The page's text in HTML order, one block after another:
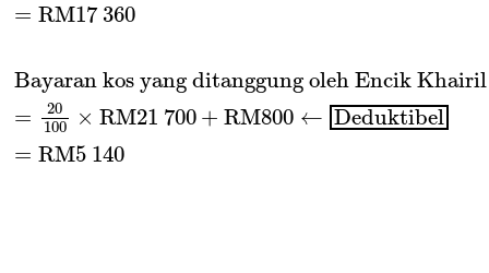
= RM17 360
Bayaran kos yang ditanggung oleh Encik Khairil
=
20
100
× RM21 700 + RM800 ← Deduktibel
= RM5 140